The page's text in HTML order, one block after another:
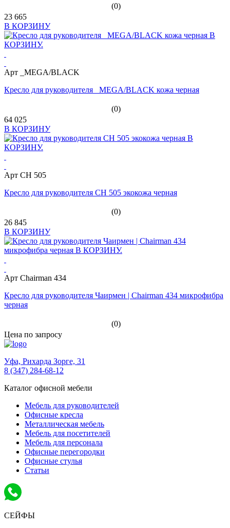
(0)
23 665
В КОРЗИНУ
Арт _MEGA/BLACK
Кресло для руководителя _MEGA/BLACK кожа черная
(0)
64 025
В КОРЗИНУ
Арт СН 505
Кресло для руководителя СН 505 экокожа черная
(0)
26 845
В КОРЗИНУ
Арт Chairman 434
Кресло для руководителя Чаирмен | Chairman 434 микрофибра
черная
(0)
Цена по запросу
Уфа, Рихарда Зорге, 31
8 (347) 284-68-12
Каталог офисной мебели
Мебель для руководителей
Офисные кресла
Металлическая мебель
Мебель для посетителей
Мебель для персонала
Офисные перегородки
Офисные стулья
Статьи
СЕЙФЫ